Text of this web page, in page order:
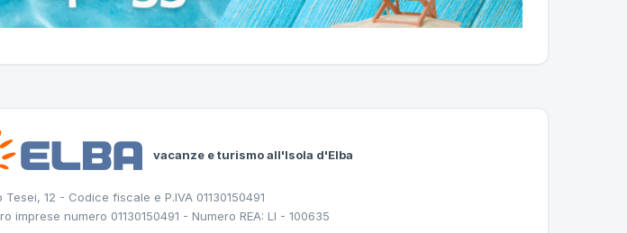
vacanze e turismo all'Isola d'Elba
12 - Codice fiscale e P.IVA 01130150491
imprese numero 01130150491 - Numero REA: LI - 100635